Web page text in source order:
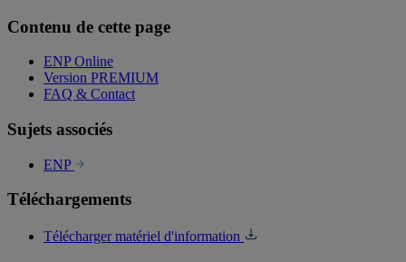
Contenu de cette page
ENP Online
Version PREMIUM
FAQ & Contact
Sujets associés
ENP
Téléchargements
Télécharger matériel d'information